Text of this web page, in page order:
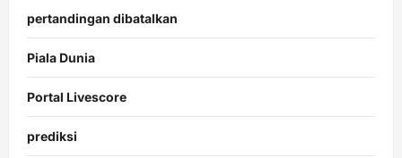
pertandingan dibatalkan
Piala Dunia
Portal Livescore
prediksi